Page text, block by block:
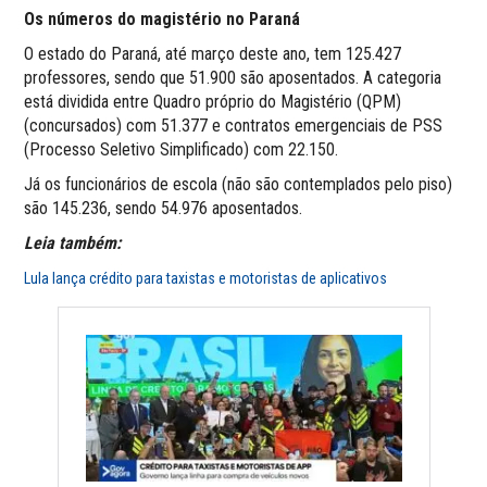
Os números do magistério no Paraná
O estado do Paraná, até março deste ano, tem 125.427
professores, sendo que 51.900 são aposentados. A categoria
está dividida entre Quadro próprio do Magistério (QPM)
(concursados) com 51.377 e contratos emergenciais de PSS
(Processo Seletivo Simplificado) com 22.150.
Já os funcionários de escola (não são contemplados pelo piso)
são 145.236, sendo 54.976 aposentados.
Leia também:
Lula lança crédito para taxistas e motoristas de aplicativos